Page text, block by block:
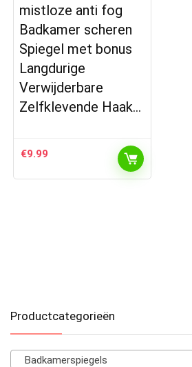
mistloze anti fog
Badkamer scheren
Spiegel met bonus
Langdurige
Verwijderbare
Zelfklevende Haak…
€9.99
Productcategorieën
Badkamerspiegels